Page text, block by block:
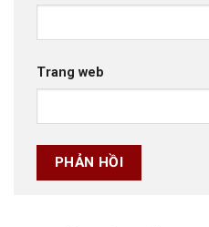
Trang web